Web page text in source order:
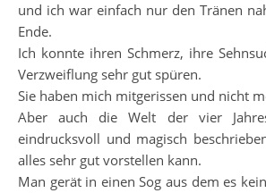
und ich war einfach nur den Tränen
Ende.
Ich konnte ihren Schmerz, ihre
Verzweiflung sehr gut spüren.
Sie haben mich mitgerissen und nicht
Aber auch die Welt der vier
eindrucksvoll und magisch
alles sehr gut vorstellen kann.
Man gerät in einen Sog aus dem es